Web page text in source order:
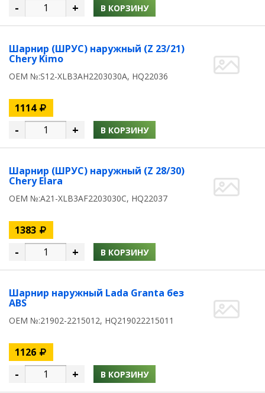
- + В КОРЗИНУ
Шарнир (ШРУС) наружный (Z 23/21)
Chery Kimo
OEM №:S12-XLB3AH2203030A, HQ22036
1114
- + В КОРЗИНУ
Шарнир (ШРУС) наружный (Z 28/30)
Chery Elara
OEM №:A21-XLB3AF2203030C, HQ22037
1383
- + В КОРЗИНУ
Шарнир наружный Lada Granta без
ABS
OEM №:21902-2215012, HQ219022215011
1126
- + В КОРЗИНУ